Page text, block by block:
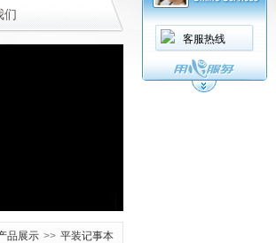
客服热线
们
品展示 >> 平装记事本